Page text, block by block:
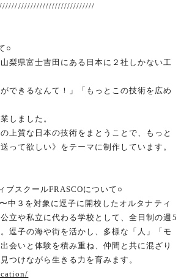
○
梨県富士吉田にある日本に２社しかない工
できるなんて！」「もっとこの技術を広め
しました。
上質な日本の技術をまとうことで、もっと
って欲しい》をテーマに制作しています。
ブスクールFRASCOについて○
中３を対象に逗子に開校したオルタナティ
立や私立に代わる学校として、全日制の週5
逗子の海や街を活かし、多様な「人」「モ
会いと体験を積み重ね、仲間と共に混ざり
つけながら生きる力を育みます。